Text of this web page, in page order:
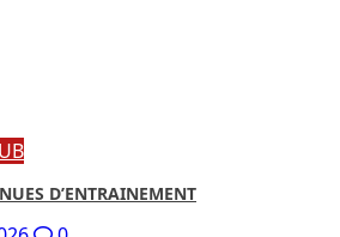
D’ENTRAINEMENT